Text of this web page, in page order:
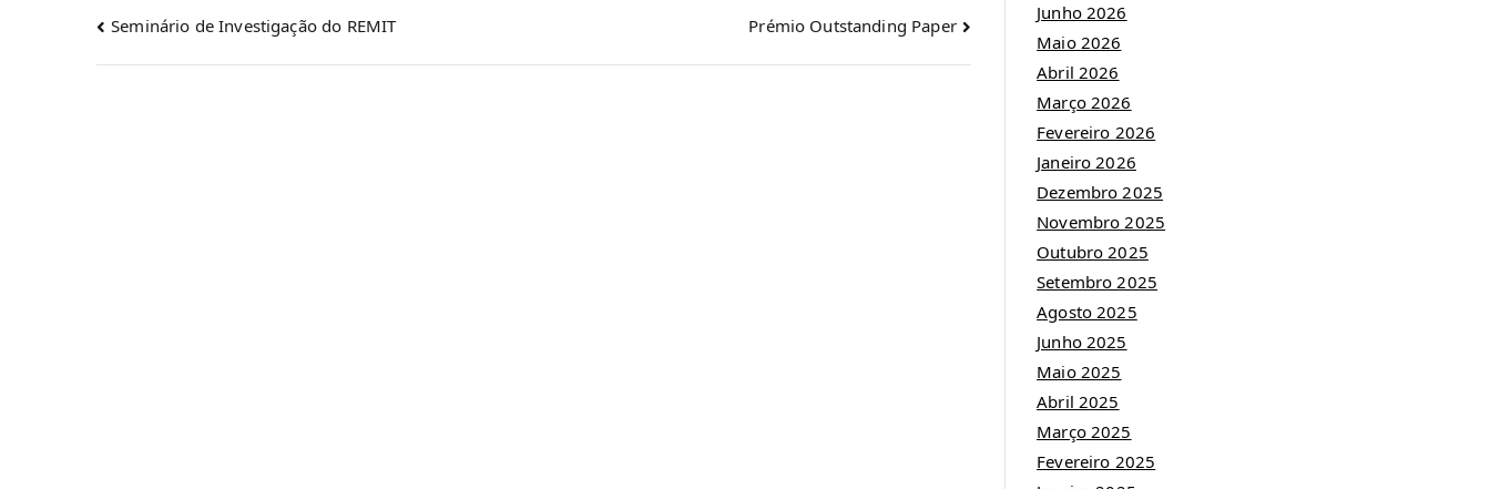
Seminário de Investigação do REMIT Prémio Outstanding Paper
Junho 2026
Maio 2026
Abril 2026
Março 2026
Fevereiro 2026
Janeiro 2026
Dezembro 2025
Novembro 2025
Outubro 2025
Setembro 2025
Agosto 2025
Junho 2025
Maio 2025
Abril 2025
Março 2025
Fevereiro 2025